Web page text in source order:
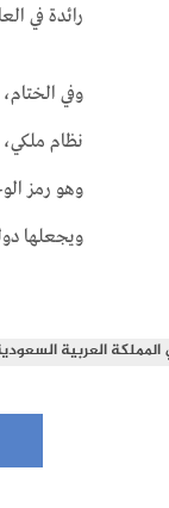
رائدة في
وفي
نظام
وهو رمز
ويجعلها
العربية